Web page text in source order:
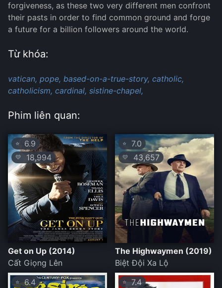
forgiveness, as these two very different men confront
their pasts in order to find common ground and forge
a future for a billion followers around the world.
Từ khóa:
vatican, pope, based-on-a-true-story, catholic,
catholicism, cardinal, sistine-chapel,
Phim liên quan:
⭐ 6.9
💛 18,994
Get on Up (2014)
Cất Giọng Lên
⭐ 7.0
💛 43,657
The Highwaymen (2019)
Biệt Đội Xa Lộ
⭐ 6.4 ⭐ 7.4